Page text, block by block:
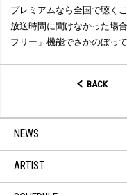
プレミアムなら全国で聴く
放送時間に聞けなかった場
フリー」機能でさかのぼっ
BACK
NEWS
ARTIST